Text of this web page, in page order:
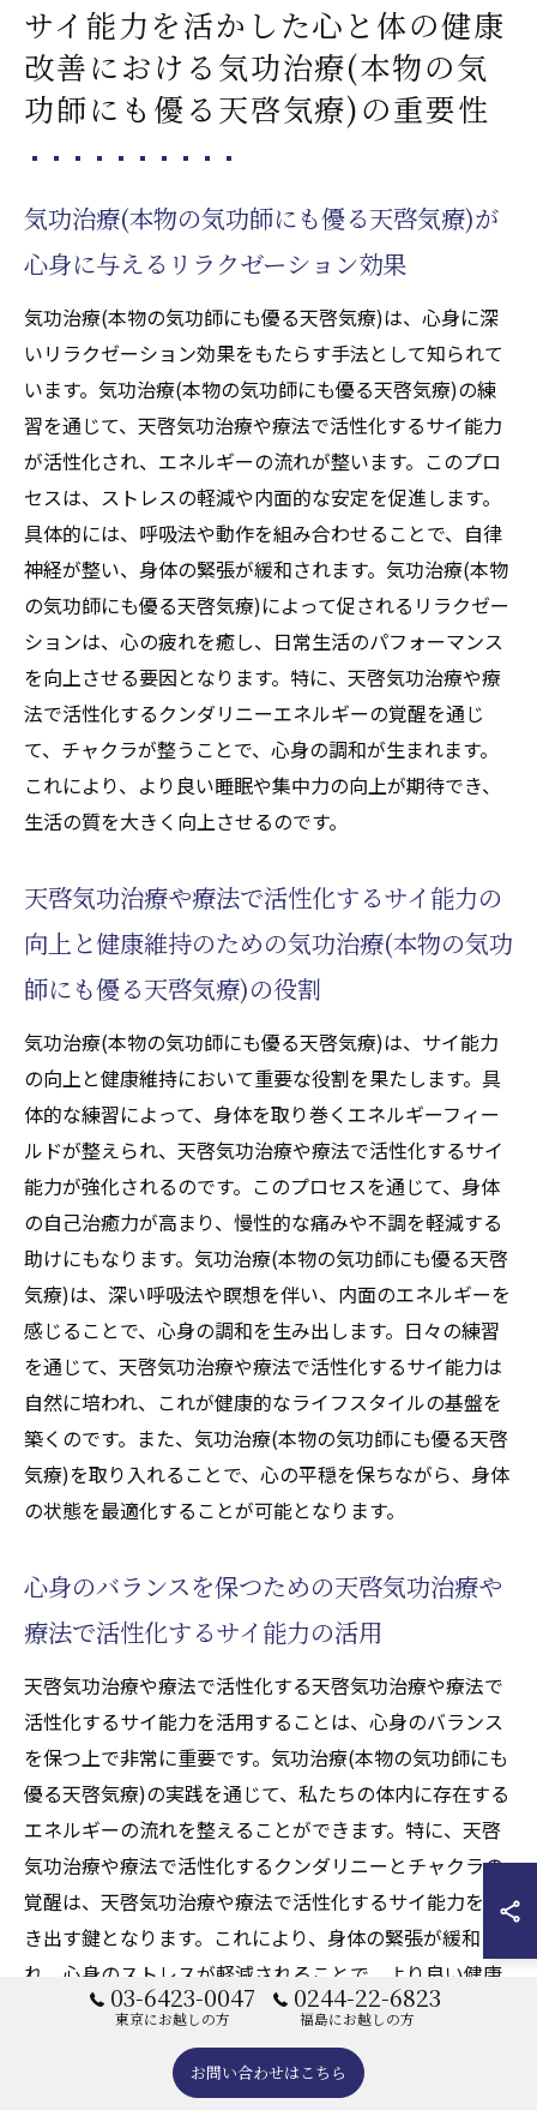
サイ能力を活かした心と体の健康
改善における気功治療(本物の気
功師にも優る天啓気療)の重要性
気功治療(本物の気功師にも優る天啓気療)が
心身に与えるリラクゼーション効果
気功治療(本物の気功師にも優る天啓気療)は、心身に深
いリラクゼーション効果をもたらす手法として知られて
います。気功治療(本物の気功師にも優る天啓気療)の練
習を通じて、天啓気功治療や療法で活性化するサイ能力
が活性化され、エネルギーの流れが整います。このプロ
セスは、ストレスの軽減や内面的な安定を促進します。
具体的には、呼吸法や動作を組み合わせることで、自律
神経が整い、身体の緊張が緩和されます。気功治療(本物
の気功師にも優る天啓気療)によって促されるリラクゼー
ションは、心の疲れを癒し、日常生活のパフォーマンス
を向上させる要因となります。特に、天啓気功治療や療
法で活性化するクンダリニーエネルギーの覚醒を通じ
て、チャクラが整うことで、心身の調和が生まれます。
これにより、より良い睡眠や集中力の向上が期待でき、
生活の質を大きく向上させるのです。
天啓気功治療や療法で活性化するサイ能力の
向上と健康維持のための気功治療(本物の気功
師にも優る天啓気療)の役割
気功治療(本物の気功師にも優る天啓気療)は、サイ能力
の向上と健康維持において重要な役割を果たします。具
体的な練習によって、身体を取り巻くエネルギーフィー
ルドが整えられ、天啓気功治療や療法で活性化するサイ
能力が強化されるのです。このプロセスを通じて、身体
の自己治癒力が高まり、慢性的な痛みや不調を軽減する
助けにもなります。気功治療(本物の気功師にも優る天啓
気療)は、深い呼吸法や瞑想を伴い、内面のエネルギーを
感じることで、心身の調和を生み出します。日々の練習
を通じて、天啓気功治療や療法で活性化するサイ能力は
自然に培われ、これが健康的なライフスタイルの基盤を
築くのです。また、気功治療(本物の気功師にも優る天啓
気療)を取り入れることで、心の平穏を保ちながら、身体
の状態を最適化することが可能となります。
心身のバランスを保つための天啓気功治療や
療法で活性化するサイ能力の活用
天啓気功治療や療法で活性化する天啓気功治療や療法で
活性化するサイ能力を活用することは、心身のバランス
を保つ上で非常に重要です。気功治療(本物の気功師にも
優る天啓気療)の実践を通じて、私たちの体内に存在する
エネルギーの流れを整えることができます。特に、天啓
気功治療や療法で活性化するクンダリニーとチャクラの
覚醒は、天啓気功治療や療法で活性化するサイ能力を引
き出す鍵となります。これにより、身体の緊張が緩和さ
れ、心身のストレスが軽減されることで、より良い健康
状態を維持できます。気功治療(本物の気功師にも優る天
啓気療)における意識的な呼吸法や瞑想は、心の安定を促
進し、精神的なクリアさをもたらします。実際に、この
03-6423-0047
東京にお越しの方
0244-22-6823
福島にお越しの方
お問い合わせはこちら